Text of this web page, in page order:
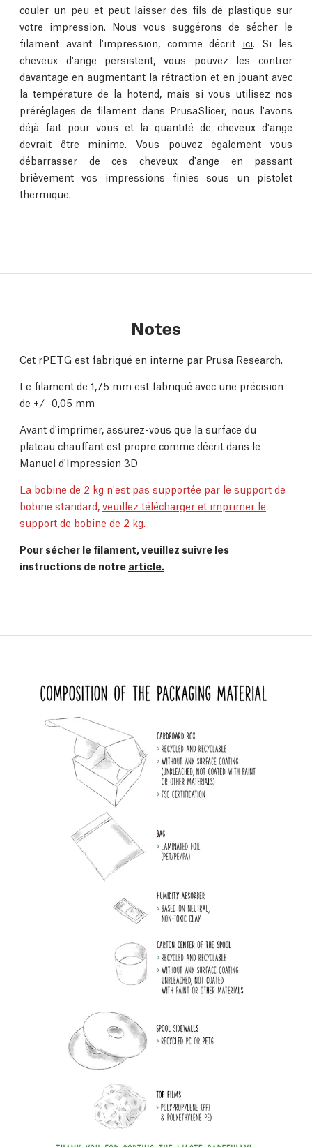
couler un peu et peut laisser des fils de plastique sur
votre impression. Nous vous suggérons de sécher le
filament avant l'impression, comme décrit ici . Si les
cheveux d'ange persistent, vous pouvez les contrer
davantage en augmentant la rétraction et en jouant avec
la température de la hotend, mais si vous utilisez nos
préréglages de filament dans PrusaSlicer, nous l'avons
déjà fait pour vous et la quantité de cheveux d'ange
devrait être minime. Vous pouvez également vous
débarrasser de ces cheveux d'ange en passant
brièvement vos impressions finies sous un pistolet
thermique.
Notes
Cet rPETG est fabriqué en interne par Prusa Research.
Le filament de 1,75 mm est fabriqué avec une précision
de +/- 0,05 mm
Avant d'imprimer, assurez-vous que la surface du
plateau chauffant est propre comme décrit dans le
Manuel d'Impression 3D
La bobine de 2 kg n'est pas supportée par le support de
bobine standard, veuillez télécharger et imprimer le
support de bobine de 2 kg
Pour sécher le filament, veuillez suivre les
instructions de notre article.